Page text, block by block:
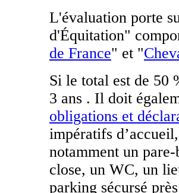
L'évaluation porte
d'Équitation"
de France" et "
Si le total est de 50
3 ans . Il doit
obligations et
impératifs
notamment un
close, un WC, un
parking sécursé